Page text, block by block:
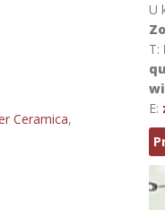
Ceramica,
U
T:
E: